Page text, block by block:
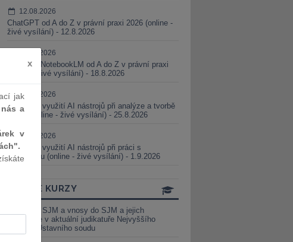
12.08.2026
ChatGPT od A do Z v právní praxi 2026 (online -
živé vysílání) - 12.8.2026
18.08.2026
Gemini a NotebookLM od A do Z v právní praxi
(online - živé vysílání) - 18.8.2026
25.08.2026
Praktické využití AI nástrojů při analýze a tvorbě
smluv (online - živé vysílání) - 25.8.2026
01.09.2026
Praktické využití AI nástrojů při práci s
judikaturou (online - živé vysílání) - 1.9.2026
ONLINE KURZY
Vnosy ze SJM a vnosy do SJM a jejich
valorizace v aktuální judikatuře Nejvyššího
soudu a Ústavního soudu
x
jak
a
v